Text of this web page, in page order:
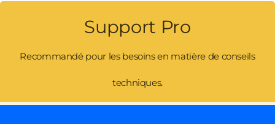
Support Pro
Recommandé pour les besoins en matière de conseils
techniques.